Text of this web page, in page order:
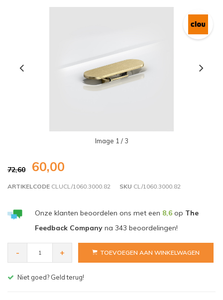
Image 1 / 3
72,60 60,00
ARTIKELCODE CLUCL/1060.3000.82 SKU CL/1060.3000.82
Onze klanten beoordelen ons met een 8,6op The
Feedback Companyna 343 beoordelingen!
- + TOEVOEGEN AAN WINKELWAGEN
Niet goed? Geld terug!